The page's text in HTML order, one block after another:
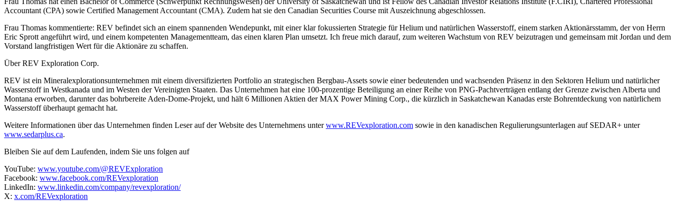
Accountant (CPA) sowie Certified Management Accountant (CMA). Zudem hat sie den Canadian Securities Course mit Auszeichnung abgeschlossen.
Frau Thomas kommentierte: REV befindet sich an einem spannenden Wendepunkt, mit einer klar fokussierten Strategie für Helium und natürlichen Wasserstoff, einem starken Aktionärsstamm, der von Herrn
Eric Sprott angeführt wird, und einem kompetenten Managementteam, das einen klaren Plan umsetzt. Ich freue mich darauf, zum weiteren Wachstum von REV beizutragen und gemeinsam mit Jordan und dem
Vorstand langfristigen Wert für die Aktionäre zu schaffen.
Über REV Exploration Corp.
REV ist ein Mineralexplorationsunternehmen mit einem diversifizierten Portfolio an strategischen Bergbau-Assets sowie einer bedeutenden und wachsenden Präsenz in den Sektoren Helium und natürlicher
Wasserstoff in Westkanada und im Westen der Vereinigten Staaten. Das Unternehmen hat eine 100-prozentige Beteiligung an einer Reihe von PNG-Pachtverträgen entlang der Grenze zwischen Alberta und
Montana erworben, darunter das bohrbereite Aden-Dome-Projekt, und hält 6 Millionen Aktien der MAX Power Mining Corp., die kürzlich in Saskatchewan Kanadas erste Bohrentdeckung von natürlichem
Wasserstoff überhaupt gemacht hat.
Weitere Informationen über das Unternehmen finden Leser auf der Website des Unternehmens unterwww.REVexploration.com sowie in den kanadischen Regulierungsunterlagen auf SEDAR+ unter
www.sedarplus.ca.
Bleiben Sie auf dem Laufenden, indem Sie uns folgen auf
YouTube: www.youtube.com/@REVExploration
Facebook: www.facebook.com/REVexploration
LinkedIn: www.linkedin.com/company/revexploration/
X: x.com/REVexploration